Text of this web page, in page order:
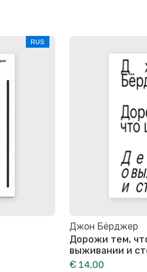
RUS
Джон Бёрджер
Дорожи тем,
выживании и
€ 14,00